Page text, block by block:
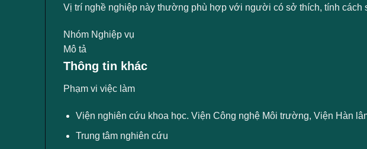
Vị trí nghề nghiệp này thường phù hợp với người có sở thích, tính cách
Nhóm Nghiệp vụ
Mô tả
Thông tin khác
Phạm vi việc làm
Viện nghiên cứu khoa học. Viện Công nghệ Môi trường, Viện Hàn
Trung tâm nghiên cứu